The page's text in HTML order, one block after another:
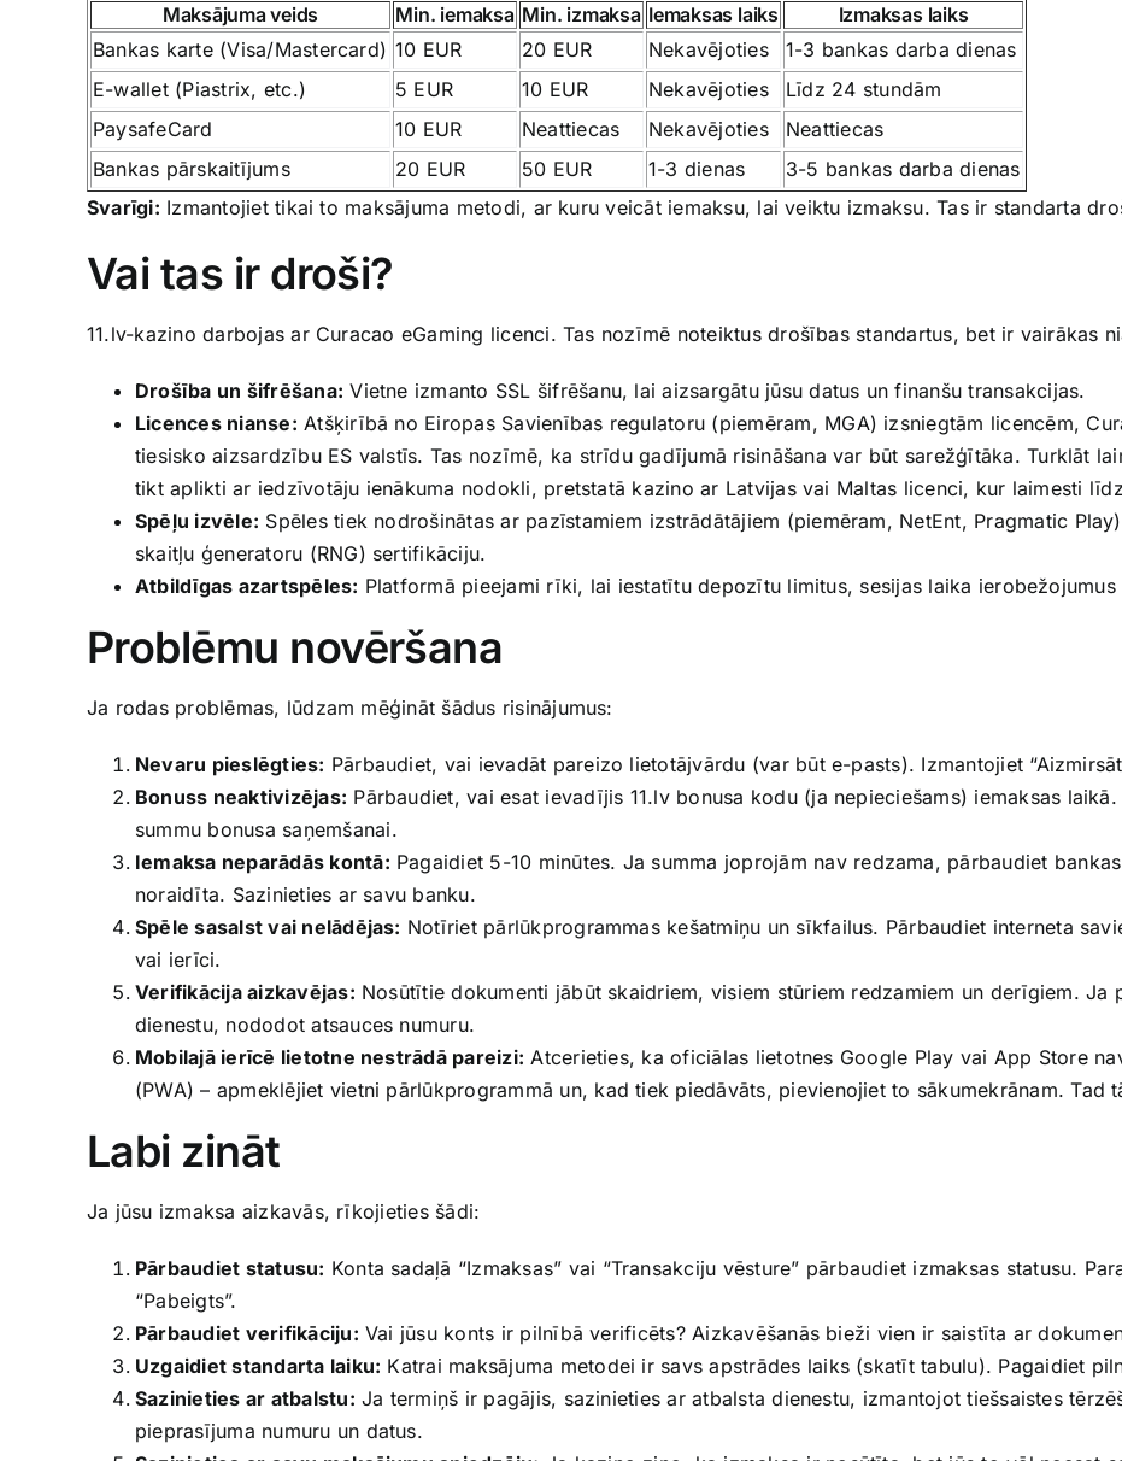
Maksājuma veids Min. iemaksa Min. izmaksa Iemaksas laiks
Izmaksas laiks
Bankas karte (Visa/Mastercard) 10 EUR 20 EUR Nekavējoties
1-3 bankas darba dienas
E-wallet (Piastrix, etc.)
5 EUR 10 EUR Nekavējoties
Līdz 24 stundām
PaysafeCard
10 EUR Neattiecas Nekavējoties
Neattiecas
Bankas pārskaitījums
20 EUR 50 EUR 1-3 dienas
3-5 bankas darba dienas
Svarīgi: Izmantojiet tikai to maksājuma metodi, ar kuru veicāt iemaksu, lai veiktu izmaksu. Tas ir standarta
Vai tas ir droši?
11.lv-kazino darbojas ar Curacao eGaming licenci. Tas nozīmē noteiktus drošības standartus, bet ir vairākas
Drošība un šifrēšana: Vietne izmanto SSL šifrēšanu, lai aizsargātu jūsu datus un finanšu transakcijas.
Licences nianse: Atšķirībā no Eiropas Savienības regulatoru (piemēram, MGA) izsniegtām licencēm,
tiesisko aizsardzību ES valstīs. Tas nozīmē, ka strīdu gadījumā risināšana var būt sarežģītāka. Turklāt
tikt aplikti ar iedzīvotāju ienākuma nodokli, pretstatā kazino ar Latvijas vai Maltas licenci, kur laimesti
Spēļu izvēle: Spēles tiek nodrošinātas ar pazīstamiem izstrādātājiem (piemēram, NetEnt, Pragmatic
skaitļu ģeneratoru (RNG) sertifikāciju.
Atbildīgas azartspēles: Platformā pieejami rīki, lai iestatītu depozītu limitus, sesijas laika ierobežojumus
Problēmu novēršana
Ja rodas problēmas, lūdzam mēģināt šādus risinājumus:
Nevaru pieslēgties: Pārbaudiet, vai ievadāt pareizo lietotājvārdu (var būt e-pasts). Izmantojiet
Bonuss neaktivizējas: Pārbaudiet, vai esat ievadījis 11.lv bonusa kodu (ja nepieciešams) iemaksas
summu bonusa saņemšanai.
Iemaksa neparādās kontā: Pagaidiet 5-10 minūtes. Ja summa joprojām nav redzama, pārbaudiet
noraidīta. Sazinieties ar savu banku.
Spēle sasalst vai nelādējas: Notīriet pārlūkprogrammas kešatmiņu un sīkfailus. Pārbaudiet interneta
vai ierīci.
Verifikācija aizkavējas: Nosūtītie dokumenti jābūt skaidriem, visiem stūriem redzamiem un derīgiem. Ja
dienestu, nododot atsauces numuru.
Mobilajā ierīcē lietotne nestrādā pareizi: Atcerieties, ka oficiālas lietotnes Google Play vai App Store
(PWA) – apmeklējiet vietni pārlūkprogrammā un, kad tiek piedāvāts, pievienojiet to sākumekrānam. Tad
Labi zināt
Ja jūsu izmaksa aizkavās, rīkojieties šādi:
Pārbaudiet statusu: Konta sadaļā “Izmaksas” vai “Transakciju vēsture” pārbaudiet izmaksas statusu.
“Pabeigts”.
Pārbaudiet verifikāciju: Vai jūsu konts ir pilnībā verificēts? Aizkavēšanās bieži vien ir saistīta ar
Uzgaidiet standarta laiku: Katrai maksājuma metodei ir savs apstrādes laiks (skatīt tabulu). Pagaidiet
Sazinieties ar atbalstu: Ja termiņš ir pagājis, sazinieties ar atbalsta dienestu, izmantojot tiešsaistes
pieprasījuma numuru un datus.